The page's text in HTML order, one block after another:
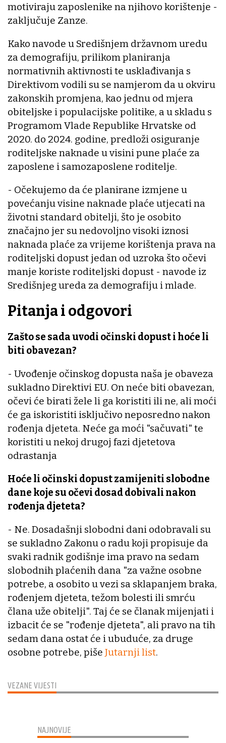
VEZANE VIJESTI
motiviraju zaposlenike na njihovo korištenje -
zaključuje Zanze.
Kako navode u Središnjem državnom uredu
za demografiju, prilikom planiranja
normativnih aktivnosti te usklađivanja s
Direktivom vodili su se namjerom da u okviru
zakonskih promjena, kao jednu od mjera
obiteljske i populacijske politike, a u skladu s
Programom Vlade Republike Hrvatske od
2020. do 2024. godine, predloži osiguranje
roditeljske naknade u visini pune plaće za
zaposlene i samozaposlene roditelje.
- Očekujemo da će planirane izmjene u
povećanju visine naknade plaće utjecati na
životni standard obitelji, što je osobito
značajno jer su nedovoljno visoki iznosi
naknada plaće za vrijeme korištenja prava na
roditeljski dopust jedan od uzroka što očevi
manje koriste roditeljski dopust - navode iz
Središnjeg ureda za demografiju i mlade.
Pitanja i odgovori
Zašto se sada uvodi očinski dopust i hoće li
biti obavezan?
- Uvođenje očinskog dopusta naša je obaveza
sukladno Direktivi EU. On neće biti obavezan,
očevi će birati žele li ga koristiti ili ne, ali moći
će ga iskoristiti isključivo neposredno nakon
rođenja djeteta. Neće ga moći "sačuvati" te
koristiti u nekoj drugoj fazi djetetova
odrastanja
Hoće li očinski dopust zamijeniti slobodne
dane koje su očevi dosad dobivali nakon
rođenja djeteta?
- Ne. Dosadašnji slobodni dani odobravali su
se sukladno Zakonu o radu koji propisuje da
svaki radnik godišnje ima pravo na sedam
slobodnih plaćenih dana "za važne osobne
potrebe, a osobito u vezi sa sklapanjem braka,
rođenjem djeteta, težom bolesti ili smrću
člana uže obitelji". Taj će se članak mijenjati i
izbacit će se "rođenje djeteta", ali pravo na tih
sedam dana ostat će i ubuduće, za druge
osobne potrebe, piše Jutarnji list.
NAJNOVIJE